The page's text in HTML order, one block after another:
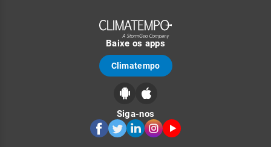
Baixe os apps
Climatempo
Siga-nos